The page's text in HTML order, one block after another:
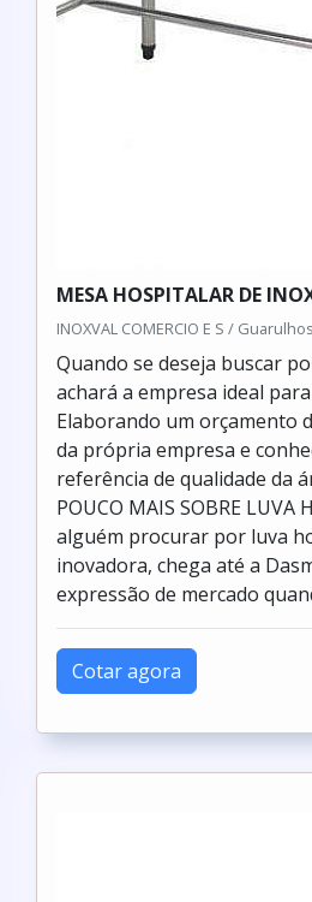
MESA HOSPITALAR DE
INOXVAL COMERCIO E S /
Quando se deseja buscar
achará a empresa ideal
Elaborando um orçamento
da própria empresa e
referência de qualidade da
POUCO MAIS SOBRE LUVA
alguém procurar por luva
inovadora, chega até a
expressão de mercado
Cotar agora